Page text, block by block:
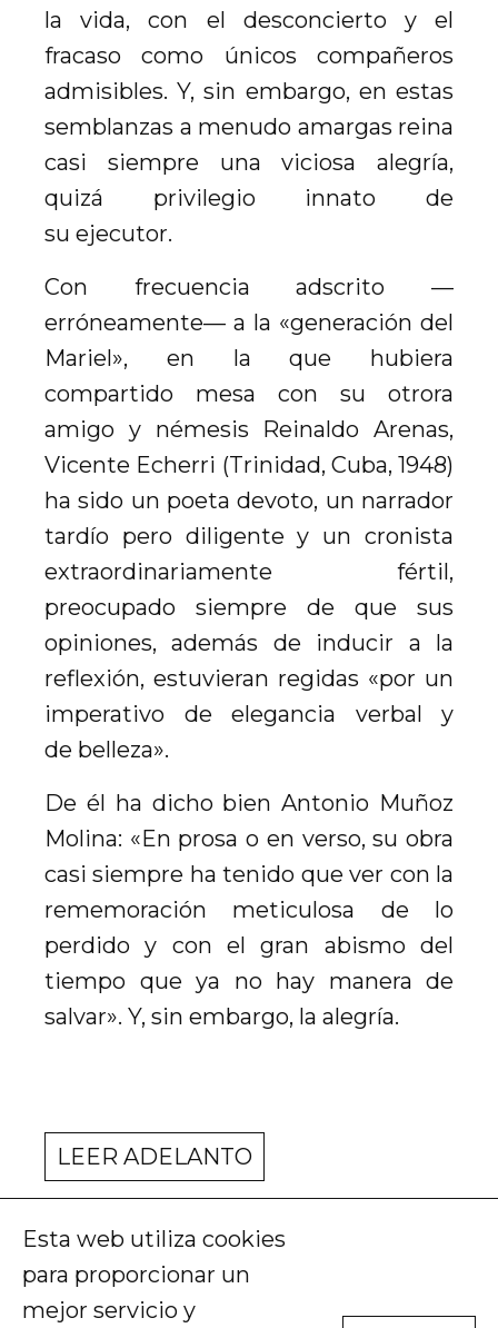
la vida, con el desconcierto y el
fracaso como únicos compañeros
admisibles. Y, sin embargo, en estas
semblanzas a menudo amargas reina
casi siempre una viciosa alegría,
quizá privilegio innato de
su ejecutor.
Con frecuencia adscrito —
erróneamente— a la «generación del
Mariel», en la que hubiera
compartido mesa con su otrora
amigo y némesis Reinaldo Arenas,
Vicente Echerri (Trinidad, Cuba, 1948)
ha sido un poeta devoto, un narrador
tardío pero diligente y un cronista
extraordinariamente fértil,
preocupado siempre de que sus
opiniones, además de inducir a la
reflexión, estuvieran regidas «por un
imperativo de elegancia verbal y
de belleza».
De él ha dicho bien Antonio Muñoz
Molina: «En prosa o en verso, su obra
casi siempre ha tenido que ver con la
rememoración meticulosa de lo
perdido y con el gran abismo del
tiempo que ya no hay manera de
salvar». Y, sin embargo, la alegría.
LEER ADELANTO
Colección La Principal
978-84-19737-56-4
Tapa dura
Esta web utiliza cookies
para proporcionar un
mejor servicio y